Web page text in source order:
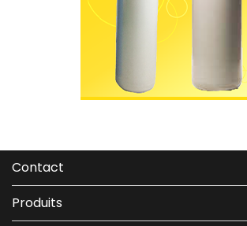
Contact
Produits